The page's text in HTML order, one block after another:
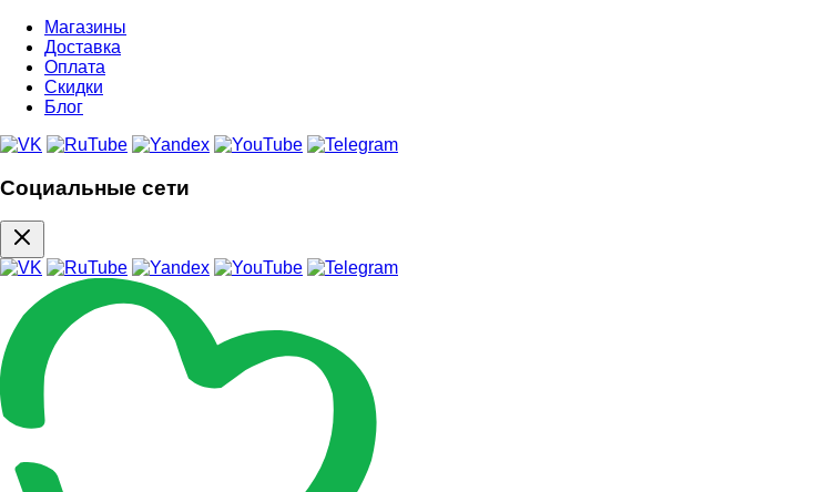
Магазины
Доставка
Оплата
Скидки
Блог
Социальные сети